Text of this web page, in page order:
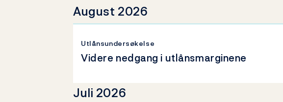
August 2026
Videre nedgang i utlånsmarginene
Utlånsundersøkelse
Juli 2026